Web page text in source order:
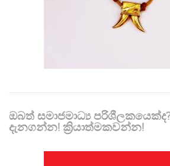
ඔබත් සමාජමාධ්‍ය
දැනගන්න! ක්‍රියාත්මකවන්න!